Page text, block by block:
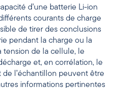
d’une batterie Li-ion
courants de charge
de tirer des conclusions
pendant la charge ou la
tension de la cellule, le
et, en corrélation, le
l’échantillon peuvent être
informations pertinentes